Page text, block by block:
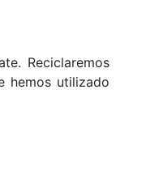
Reciclaremos
hemos utilizado